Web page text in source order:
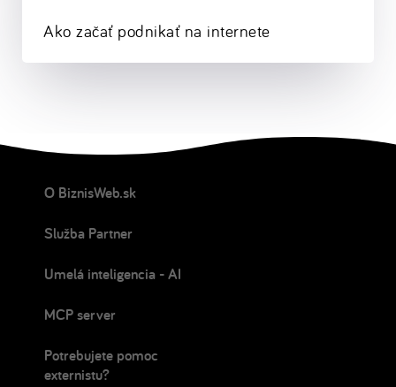
Ako začať podnikať na internete
O BiznisWeb.sk
Služba Partner
Umelá inteligencia - AI
MCP server
Potrebujete pomoc
externistu?